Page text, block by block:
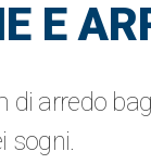
E
arredo
sogni.